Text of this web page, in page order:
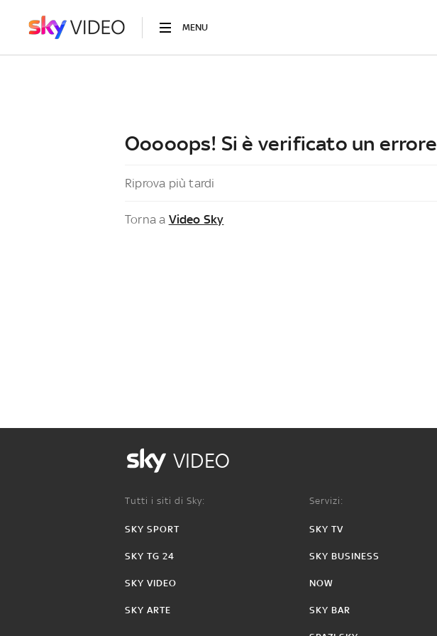
MENU
Ooooops! Si è verificato un errore
Riprova più tardi
Torna a Video Sky
VIDEO
Tutti i siti di Sky:
SKY SPORT
SKY TG 24
SKY VIDEO
SKY ARTE
Servizi:
SKY TV
SKY BUSINESS
NOW
SKY BAR